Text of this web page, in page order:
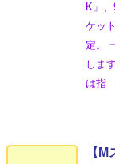
K」
ケッ
定。
しま
は指
【